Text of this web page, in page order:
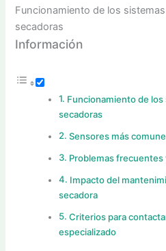
Funcionamiento de los
secadoras
Información
Funcionamiento de
secadoras
Sensores más
Problemas
Impacto del
secadora
Criterios para
especializado